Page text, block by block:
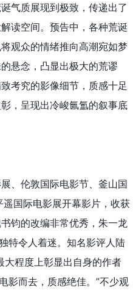
气质展现到极致，传递出了
读空间。预告中，各种荒诞
观众的情绪推向高潮宛如梦
悬念，凸显出极大的荒谬
考究的影像细节，质感十足
，呈现出冷峻氤氲的叙事底
、伦敦国际电影节、釜山国
国际电影展开幕影片，收获
钧的改编非常优秀，朱一龙
特令人着迷。知名影评人陆
大程度上彰显出自身的作者
影而去，质感绝佳。”不少观